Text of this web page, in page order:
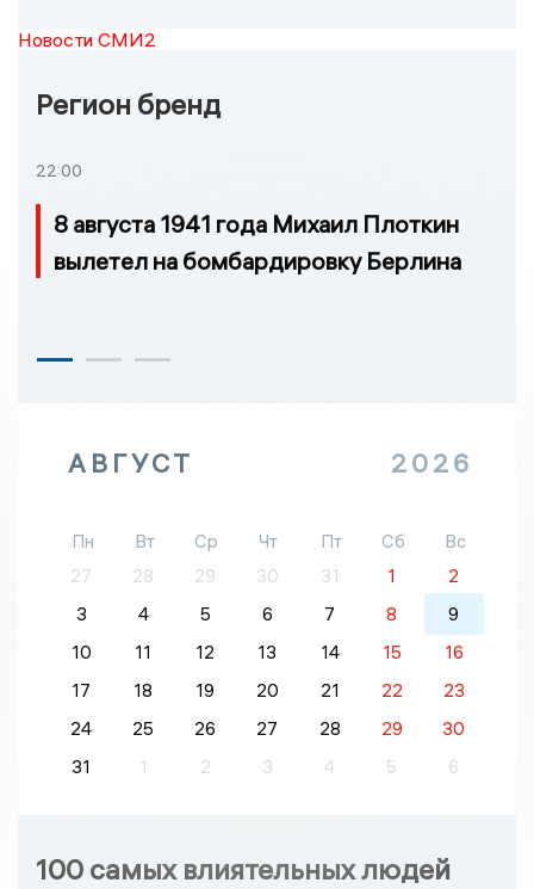
Новости СМИ2
Регион бренд
22:00
8 августа 1941 года Михаил Плоткин
вылетел на бомбардировку Берлина
АВГУСТ 2026
Пн Вт Ср Чт Пт Сб
Вс
27
28 29 30 31 1
2
3
4 5 6 7 8
9
10
11 12 13 14 15
16
17
18 19 20 21 22
23
24
25 26 27 28 29
30
31
1 2 3 4 5 6
100 самых влиятельных людей